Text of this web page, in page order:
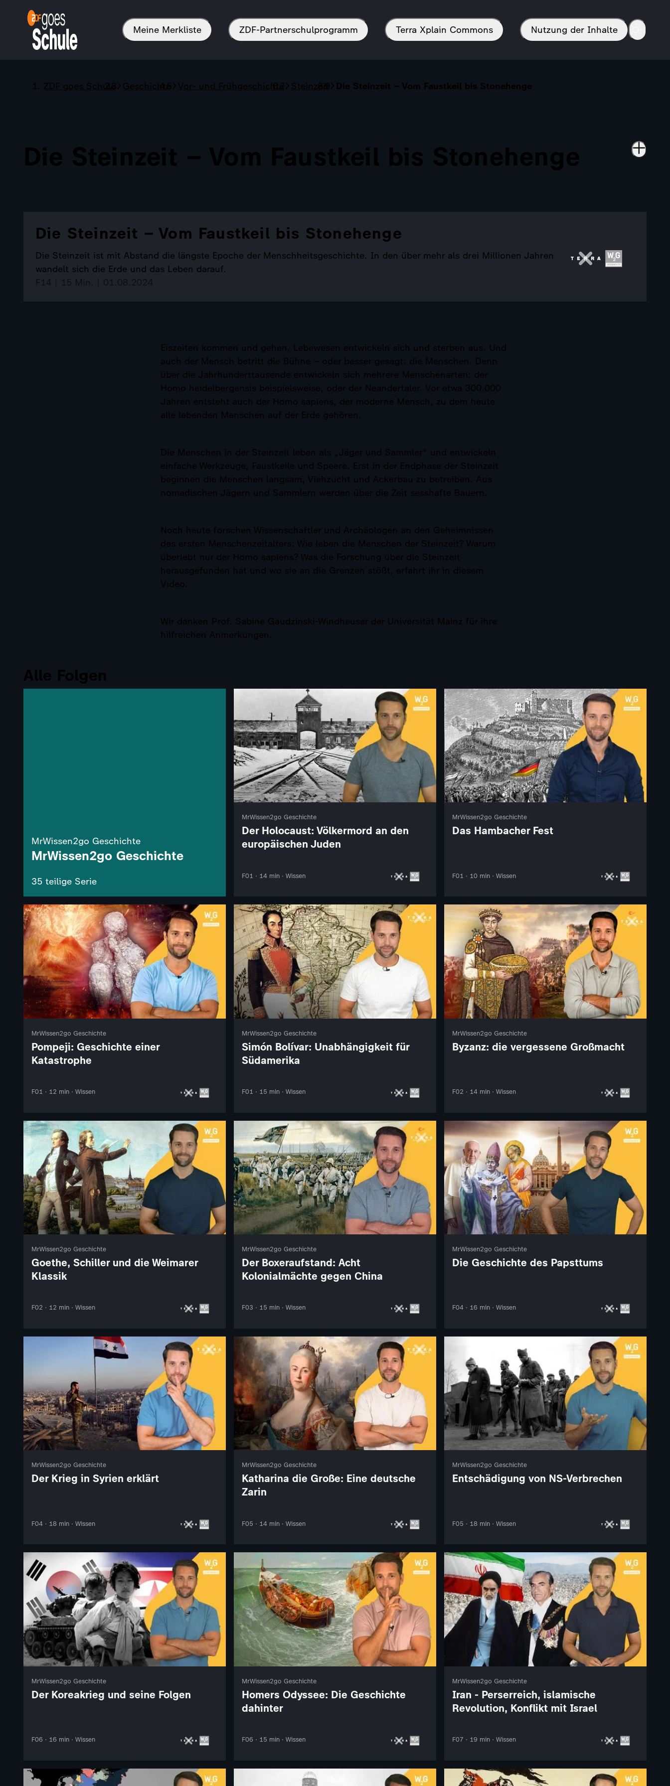
Meine Merkliste ZDF-Partnerschulprogramm Terra Xplain Commons Nutzung der Inhalte
ZDF goes Schule Geschichte Vor- und Frühgeschichte Steinzeit Die Steinzeit – Vom Faustkeil bis Stonehenge
Die Steinzeit – Vom Faustkeil bis Stonehenge
Die Steinzeit – Vom Faustkeil bis Stonehenge
Die Steinzeit ist mit Abstand die längste Epoche der Menschheitsgeschichte. In den über mehr als drei Millionen Jahren
wandelt sich die Erde und das Leben darauf.
F14 | 15 Min. | 01.08.2024
Eiszeiten kommen und gehen, Lebewesen entwickeln sich und sterben aus. Und
auch der Mensch betritt die Bühne – oder besser gesagt: die Menschen. Denn
über die Jahrhunderttausende entwickeln sich mehrere Menschenarten: der
Homo heidelbergensis beispielsweise, oder der Neandertaler. Vor etwa 300.000
Jahren entsteht auch der Homo sapiens, der moderne Mensch, zu dem heute
alle lebenden Menschen auf der Erde gehören.
Die Menschen in der Steinzeit leben als „Jäger und Sammler“ und entwickeln
einfache Werkzeuge, Faustkeile und Speere. Erst in der Endphase der Steinzeit
beginnen die Menschen langsam, Viehzucht und Ackerbau zu betreiben. Aus
nomadischen Jägern und Sammlern werden über die Zeit sesshafte Bauern.
Noch heute forschen Wissenschaftler und Archäologen an den Geheimnissen
des ersten Menschenzeitalters: Wie leben die Menschen der Steinzeit? Warum
überlebt nur der Homo sapiens? Was die Forschung über die Steinzeit
herausgefunden hat und wo sie an die Grenzen stößt, erfahrt ihr in diesem
Video.
Wir danken Prof. Sabine Gaudzinski-Windheuser der Universität Mainz für ihre
hilfreichen Anmerkungen.
Alle Folgen
MrWissen2go Geschichte
MrWissen2go Geschichte
35 teilige Serie
MrWissen2go Geschichte
Der Holocaust: Völkermord an den
europäischen Juden
F01 · 14 min · Wissen
MrWissen2go Geschichte
Das Hambacher Fest
F01 · 10 min · Wissen
MrWissen2go Geschichte
Pompeji: Geschichte einer
Katastrophe
F01 · 12 min · Wissen
MrWissen2go Geschichte
Simón Bolívar: Unabhängigkeit für
Südamerika
F01 · 15 min · Wissen
MrWissen2go Geschichte
Byzanz: die vergessene Großmacht
F02 · 14 min · Wissen
MrWissen2go Geschichte
Goethe, Schiller und die Weimarer
Klassik
F02 · 12 min · Wissen
MrWissen2go Geschichte
Der Boxeraufstand: Acht
Kolonialmächte gegen China
F03 · 15 min · Wissen
MrWissen2go Geschichte
Die Geschichte des Papsttums
F04 · 16 min · Wissen
MrWissen2go Geschichte
Der Krieg in Syrien erklärt
F04 · 18 min · Wissen
MrWissen2go Geschichte
Katharina die Große: Eine deutsche
Zarin
F05 · 14 min · Wissen
MrWissen2go Geschichte
Entschädigung von NS-Verbrechen
F05 · 18 min · Wissen
MrWissen2go Geschichte
Der Koreakrieg und seine Folgen
F06 · 16 min · Wissen
MrWissen2go Geschichte
Homers Odyssee: Die Geschichte
dahinter
F06 · 15 min · Wissen
MrWissen2go Geschichte
Iran - Perserreich, islamische
Revolution, Konflikt mit Israel
F07 · 19 min · Wissen